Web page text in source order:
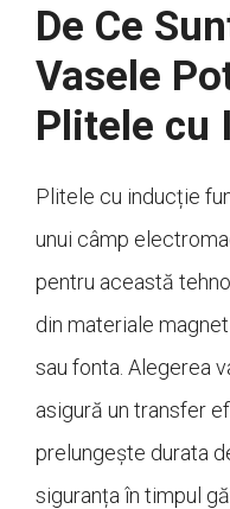
De Ce
Vasele
Plitele cu
Plitele cu inducție
unui câmp
pentru această
din materiale
sau fonta. Alegerea
asigură un transfer
prelungește durata
siguranța în timpul